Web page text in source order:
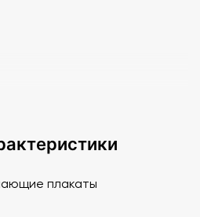
плакаты